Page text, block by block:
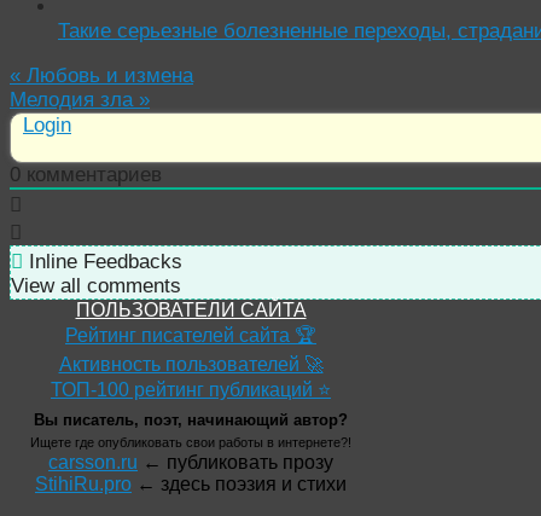
Такие серьезные болезненные переходы,
« Любовь и измена
Мелодия зла »
Login
0 комментариев
Inline Feedbacks
View all comments
ПОЛЬЗОВАТЕЛИ САЙТА
Рейтинг писателей сайта 🏆
Активность пользователей 🚀
ТОП-100 рейтинг публикаций ⭐
Вы писатель, поэт, начинающий автор?
Ищете где опубликовать свои работы в интернете?!
carsson.ru ← публиковать прозу
StihiRu.pro ← здесь поэзия и стихи